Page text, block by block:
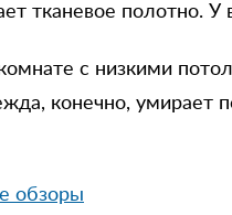
тканевое полотно.
с низкими
конечно, умирает
обзоры